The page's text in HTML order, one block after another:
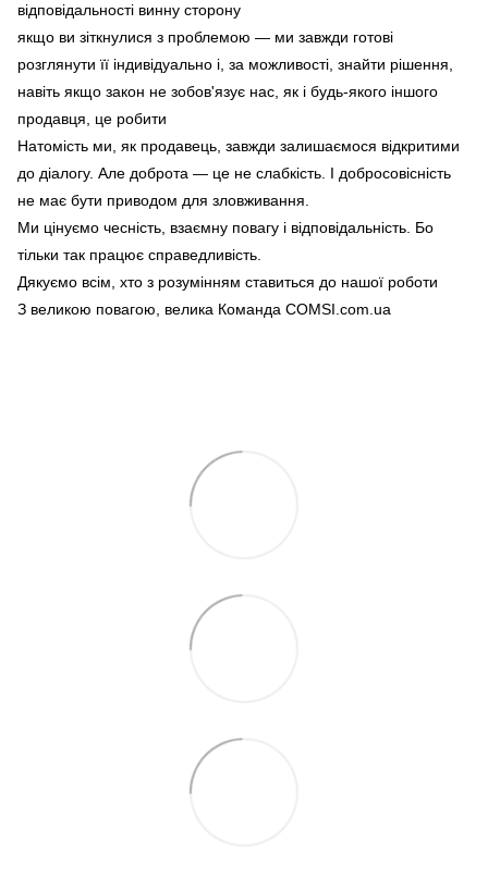
відповідальності винну сторону
якщо ви зіткнулися з проблемою — ми завжди готові
розглянути її індивідуально і, за можливості, знайти рішення,
навіть якщо закон не зобов'язує нас, як і будь-якого іншого
продавця, це робити
Натомість ми, як продавець, завжди залишаємося відкритими
до діалогу. Але доброта — це не слабкість. І добросовісність
не має бути приводом для зловживання.
Ми цінуємо чесність, взаємну повагу і відповідальність. Бо
тільки так працює справедливість.
Дякуємо всім, хто з розумінням ставиться до нашої роботи
З великою повагою, велика Команда COMSI.com.ua